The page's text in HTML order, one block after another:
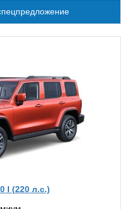
I (220 л.с.)